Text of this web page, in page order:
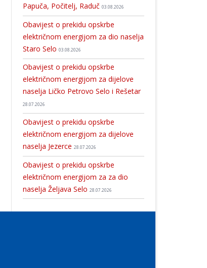
Papuča, Počitelj, Raduč 03.08.2026
Obavijest o prekidu opskrbe
električnom energijom za dio naselja
Staro Selo 03.08.2026
Obavijest o prekidu opskrbe
električnom energijom za dijelove
naselja Ličko Petrovo Selo i Rešetar
28.07.2026
Obavijest o prekidu opskrbe
električnom energijom za dijelove
naselja Jezerce 28.07.2026
Obavijest o prekidu opskrbe
električnom energijom za za dio
naselja Željava Selo 28.07.2026